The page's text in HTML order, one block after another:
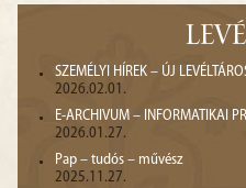
SZEMÉLYI HÍREK – ÚJ
2026.02.01.
E-ARCHIVUM – INFORMATIKAI
2026.01.27.
Pap – tudós – művész
2025.11.27.